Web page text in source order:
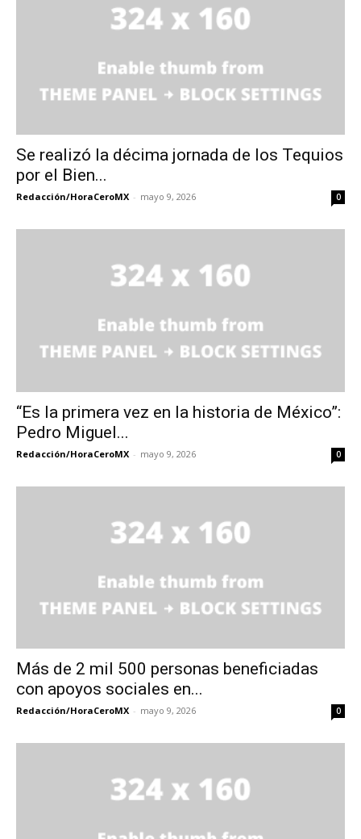
Se realizó la décima jornada de los Tequios
por el Bien...
Redacción/HoraCeroMX - mayo 9, 2026 0
“Es la primera vez en la historia de México”:
Pedro Miguel...
Redacción/HoraCeroMX - mayo 9, 2026 0
Más de 2 mil 500 personas beneficiadas
con apoyos sociales en...
Redacción/HoraCeroMX - mayo 9, 2026 0